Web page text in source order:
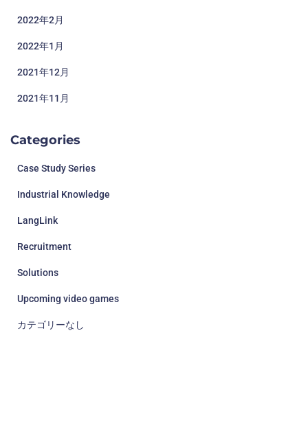
2022年2月
2022年1月
2021年12月
2021年11月
Categories
Case Study Series
Industrial Knowledge
LangLink
Recruitment
Solutions
Upcoming video games
カテゴリーなし